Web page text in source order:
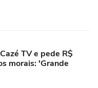
TV e pede R$
morais: 'Grande